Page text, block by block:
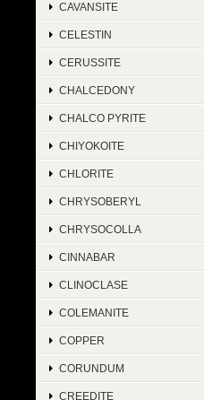
CAVANSITE
CELESTIN
CERUSSITE
CHALCEDONY
CHALCO PYRITE
CHIYOKOITE
CHLORITE
CHRYSOBERYL
CHRYSOCOLLA
CINNABAR
CLINOCLASE
COLEMANITE
COPPER
CORUNDUM
CREEDITE